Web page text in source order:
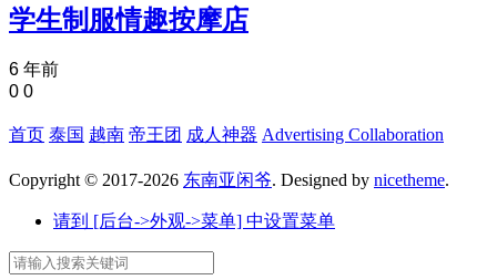
学生制服情趣按摩店
6 年前
0 0
首页 泰国 越南 帝王团 成人神器 Advertising Collaboration
Copyright © 2017-2026 东南亚闲爷. Designed by nicetheme.
请到 [后台->外观->菜单] 中设置菜单